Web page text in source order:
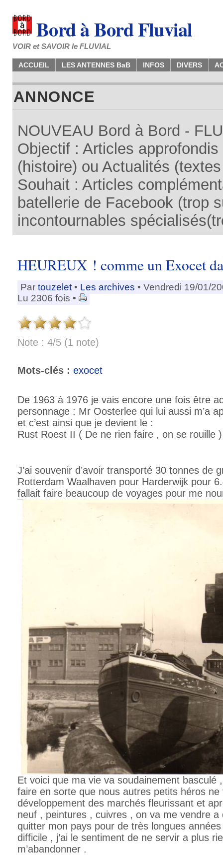
Bord à Bord Fluvial
VOIR et SAVOIR le FLUVIAL
ACCUEIL LES ANTENNES BaB INFOS DIVERS
ANNONCE
NOUVEAU Bord à Bord -
Objectif : Articles
(histoire) ou Actualités
Souhait : Articles
batellerie de Facebook (trop
incontournables
HEUREUX ! comme un Exocet
Par touzelet • Les archives • Vendredi 19/01/
Lu 2306 fois •
Note : 4/5 (1 note)
Mots-clés : exocet
De 1963 à 1976 je vais encore une fois être
personnage : Mr Oosterlee qui lui aussi m’a
et c’est ainsi que je devient le :
Rust Roest II ( De ne rien faire , on se rouille
J’ai souvenir d’avoir transporté 30 tonnes de
Rotterdam Waalhaven pour Harderwijk pour
fallait faire beaucoup de voyages pour me
Et voici que ma vie va soudainement basculé
faire en sorte que nous autres petits héros
développement des marchés fleurissant et
neuf , peintures , cuivres , on va me vendre
quitter mon pays pour de très longues
difficile , j’ai le sentiment de ne servir a plus
m’abandonner .